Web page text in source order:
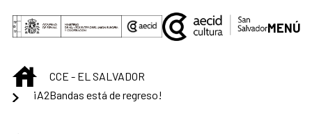
Saltar al contenido principal
MENÚ
INICIOCCE - EL SALVADOR
¡A2Bandas está de regreso!